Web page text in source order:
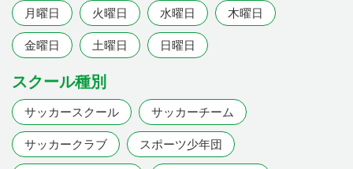
月曜日 火曜日 水曜日 木曜日
金曜日 土曜日 日曜日
スクール種別
サッカースクール サッカーチーム
サッカークラブ スポーツ少年団